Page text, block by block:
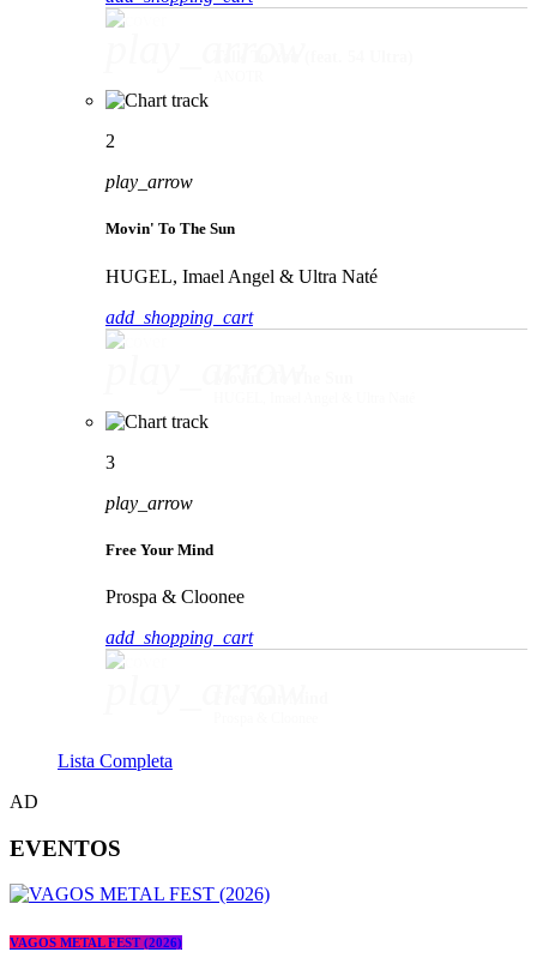
2
play_arrow
Movin' To The Sun
HUGEL, Imael Angel & Ultra Naté
add_shopping_cart
3
play_arrow
Free Your Mind
Prospa & Cloonee
add_shopping_cart
Lista Completa
AD
EVENTOS
VAGOS METAL FEST (2026)